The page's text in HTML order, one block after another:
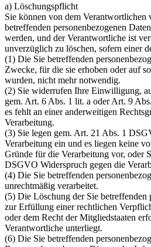
a) Löschungspflicht
Sie können von dem Verantwortlichen
betreffenden personenbezogenen
werden, und der Verantwortliche ist
unverzüglich zu löschen, sofern einer
(1) Die Sie betreffenden
Zwecke, für die sie erhoben oder auf
wurden, nicht mehr notwendig.
(2) Sie widerrufen Ihre Einwilligung,
gem. Art. 6 Abs. 1 lit. a oder Art. 9
es fehlt an einer anderweitigen
Verarbeitung.
(3) Sie legen gem. Art. 21 Abs. 1
Verarbeitung ein und es liegen keine
Gründe für die Verarbeitung vor, oder
DSGVO Widerspruch gegen die
(4) Die Sie betreffenden
unrechtmäßig verarbeitet.
(5) Die Löschung der Sie betreffenden
zur Erfüllung einer rechtlichen
oder dem Recht der Mitgliedstaaten
Verantwortliche unterliegt.
(6) Die Sie betreffenden